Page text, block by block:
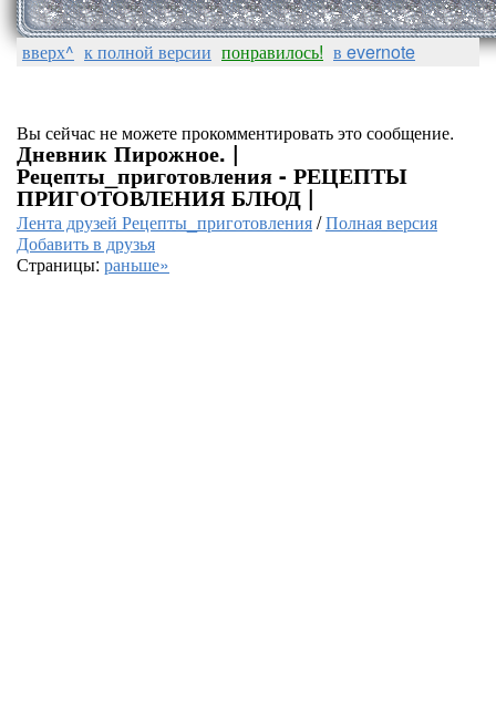
вверх^ к полной версии понравилось! в evernote
Вы сейчас не можете прокомментировать это сообщение.
Дневник Пирожное. |
Рецепты_приготовления - РЕЦЕПТЫ
ПРИГОТОВЛЕНИЯ БЛЮД |
Лента друзей Рецепты_приготовления/Полная версия
Добавить в друзья
Страницы: раньше»